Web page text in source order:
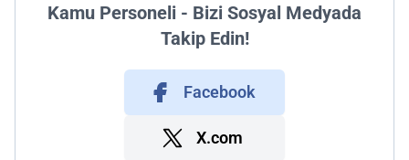
Kamu Personeli - Bizi Sosyal Medyada
Takip Edin!
Facebook
X.com